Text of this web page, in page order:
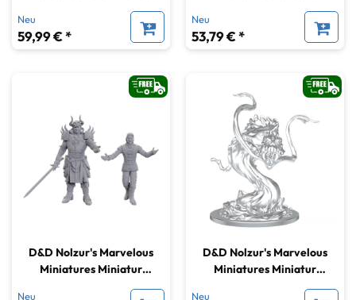
Neu
59,99 € *
Frostmaiden's Aurora
Neu
53,79 € *
D&D Nolzur's Marvelous
Miniatures Miniatur
unbemalt Sarevok Anchev &
Neu
D&D Nolzur's Marvelous
Miniatures Miniatur
unbemalt Water Weird
Neu